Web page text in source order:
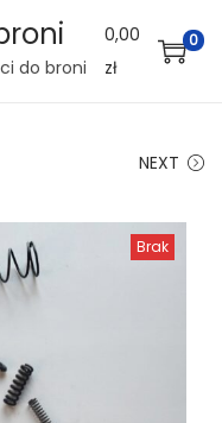
do broni
0,00
zł
0
NEXT
Brak